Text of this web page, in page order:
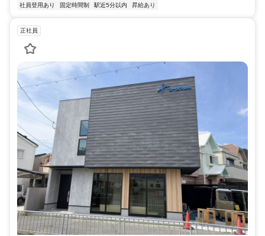
社員登用あり 固定時間制 駅近5分以内 昇給あり
正社員